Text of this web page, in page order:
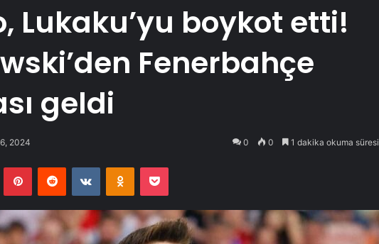
Lukaku’yu boykot etti!
Fenerbahçe
geldi
2024 0 0 1 dakika okuma süresi
PinterestReddit VKontakteOdnoklassniki
Pocket